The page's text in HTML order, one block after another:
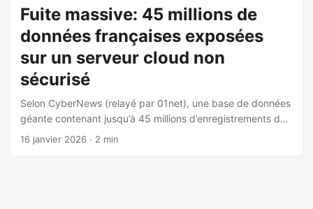
données due à un serveur cloud non sécurisé associé à
l’ADFW, un événement ayant réuni plus de 35 000
participants en décembre. Les documents exposés
comprenaient des scans de passeports et de cartes
d’identité d’État. ...
Fuite massive: 45 millions de
données françaises exposées
sur un serveur cloud non
sécurisé
Selon CyberNews (relayé par 01net), une base de données
géante contenant jusqu’à 45 millions d’enregistrements de
citoyens français a été laissée en libre accès sur Internet
16 janvier 2026 · 2 min